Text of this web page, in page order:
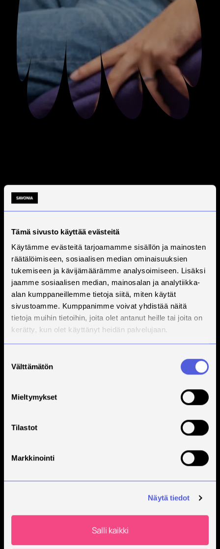
Tämä sivusto käyttää evästeitä
Käytämme evästeitä tarjoamamme sisällön ja mainosten
räätälöimiseen, sosiaalisen median ominaisuuksien
tukemiseen ja kävijämäärämme analysoimiseen. Lisäksi
jaamme sosiaalisen median, mainosalan ja analytiikka-
alan kumppaneillemme tietoja siitä, miten käytät
sivustoamme. Kumppanimme voivat yhdistää näitä
tietoja muihin tietoihin, joita olet antanut heille tai joita on
kerätty, kun olet käyttänyt heidän palvelujaan.
valinta
Välttämätön
Mieltymykset
Tilastot
Markkinointi
Näytä tiedot
Salli kaikki
Higher Degree